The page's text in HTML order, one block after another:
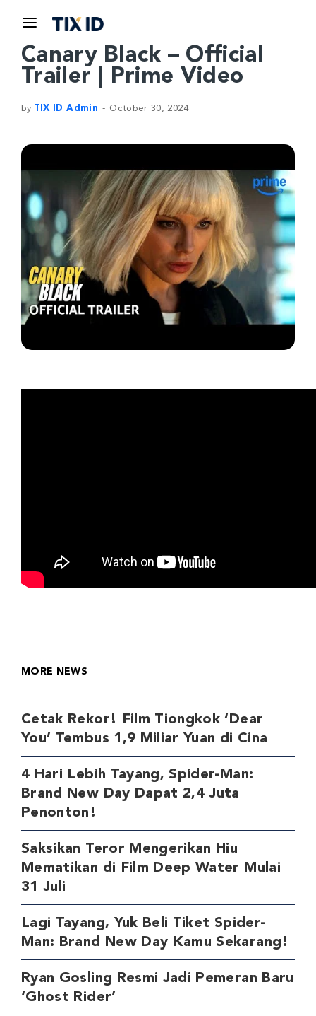
Canary Black – Official
Trailer | Prime Video
by TIX ID Admin October 30, 2024
MORE NEWS
Cetak Rekor! Film Tiongkok ‘Dear
You’ Tembus 1,9 Miliar Yuan di Cina
4 Hari Lebih Tayang, Spider-Man:
Brand New Day Dapat 2,4 Juta
Penonton!
Saksikan Teror Mengerikan Hiu
Mematikan di Film Deep Water Mulai
31 Juli
Lagi Tayang, Yuk Beli Tiket Spider-
Man: Brand New Day Kamu Sekarang!
Ryan Gosling Resmi Jadi Pemeran Baru
‘Ghost Rider’